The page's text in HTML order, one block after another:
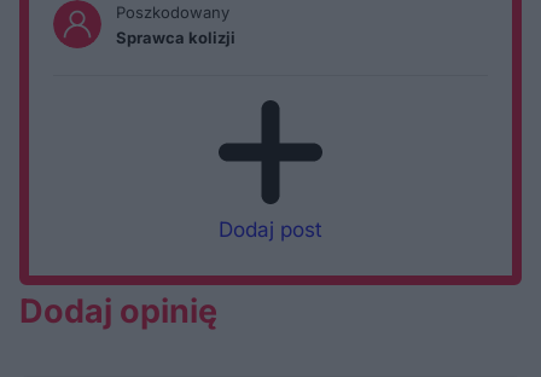
Poszkodowany
Sprawca kolizji
Dodaj post
Dodaj opinię